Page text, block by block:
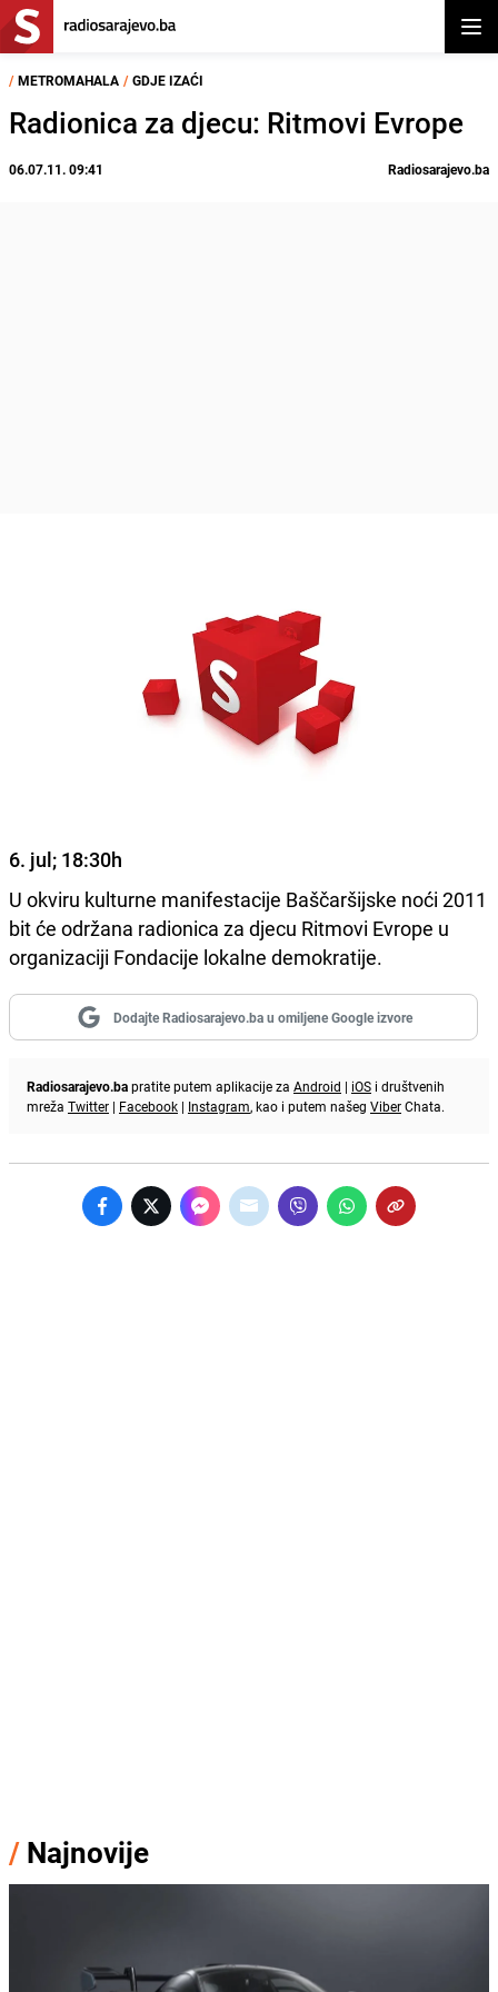
/ METROMAHALA / GDJE IZAĆI
Radionica za djecu: Ritmovi Evrope
06.07.11. 09:41 Radiosarajevo.ba
6. jul; 18:30h
U okviru kulturne manifestacije Baščaršijske noći 2011
bit će održana radionica za djecu Ritmovi Evrope u
organizaciji Fondacije lokalne demokratije.
Dodajte Radiosarajevo.ba u omiljene Google izvore
Radiosarajevo.bapratite putem aplikacije za Android | iOS i društvenih
mreža Twitter | Facebook | Instagram, kao i putem našeg ViberChata.
/ Najnovije